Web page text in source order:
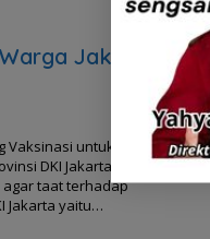
Jakarta
Vaksinasi untuk
DKI Jakarta
taat terhadap
Jakarta yaitu…